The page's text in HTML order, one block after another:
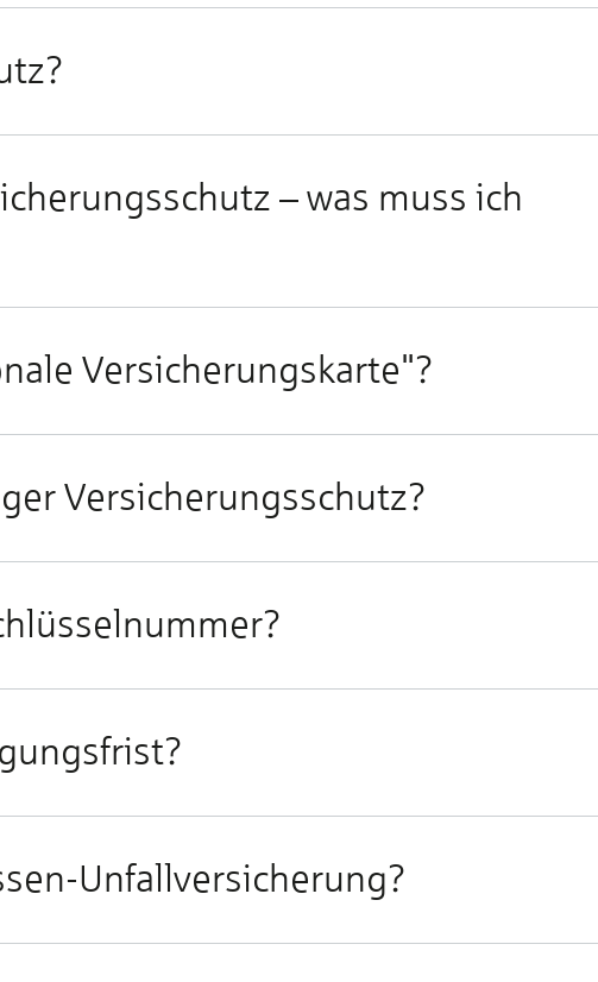
– was muss ich
Versicherungskarte"?
Versicherungsschutz?
Unfallversicherung?